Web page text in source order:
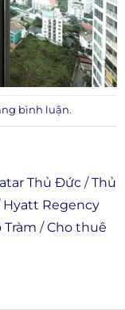
bình luận.
Thủ Đức /Thủ
Hyatt Regency
Tràm /Cho thuê